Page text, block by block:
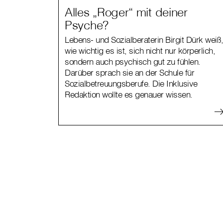
Alles „Roger“ mit deiner
Psyche?
Lebens- und Sozialberaterin Birgit Dürk weiß,
wie wichtig es ist, sich nicht nur körperlich,
sondern auch psychisch gut zu fühlen.
Darüber sprach sie an der Schule für
Sozialbetreuungsberufe. Die Inklusive
Redaktion wollte es genauer wissen.